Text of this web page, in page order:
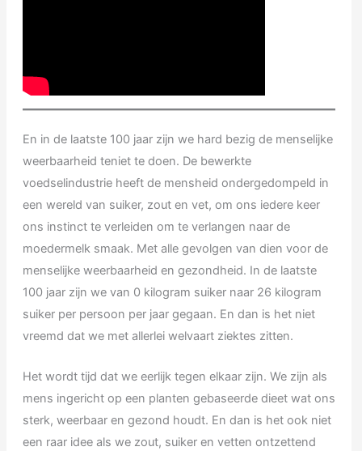
En in de laatste 100 jaar zijn we hard bezig de menselijke
weerbaarheid teniet te doen. De bewerkte
voedselindustrie heeft de mensheid ondergedompeld in
een wereld van suiker, zout en vet, om ons iedere keer
ons instinct te verleiden om te verlangen naar de
moedermelk smaak. Met alle gevolgen van dien voor de
menselijke weerbaarheid en gezondheid. In de laatste
100 jaar zijn we van 0 kilogram suiker naar 26 kilogram
suiker per persoon per jaar gegaan. En dan is het niet
vreemd dat we met allerlei welvaart ziektes zitten.
Het wordt tijd dat we eerlijk tegen elkaar zijn. We zijn als
mens ingericht op een planten gebaseerde dieet wat ons
sterk, weerbaar en gezond houdt. En dan is het ook niet
een raar idee als we zout, suiker en vetten ontzettend